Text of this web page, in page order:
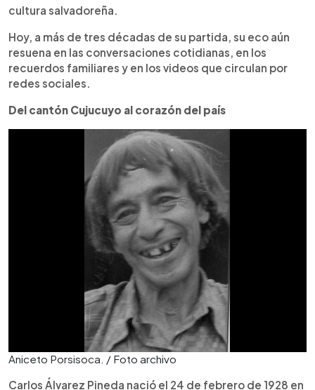
memorables como “el que se enoja se arruga”,
conquistó al país. Su imagen —camisa de manta,
sombrero y costal— reflejaba al campesino sabio
y alegre. Fue homenajeado por la OEA y su legado
persiste en redes y recuerdos. Aniceto sigue
siendo símbolo de alegría, identidad y ternura en
cultura salvadoreña.
Hoy, a más de tres décadas de su partida, su eco aún
resuena en las conversaciones cotidianas, en los
recuerdos familiares y en los videos que circulan por
redes sociales.
Del cantón Cujucuyo al corazón del país
Aniceto Porsisoca. / Foto archivo
Carlos Álvarez Pineda nació el 24 de febrero de 1928 en